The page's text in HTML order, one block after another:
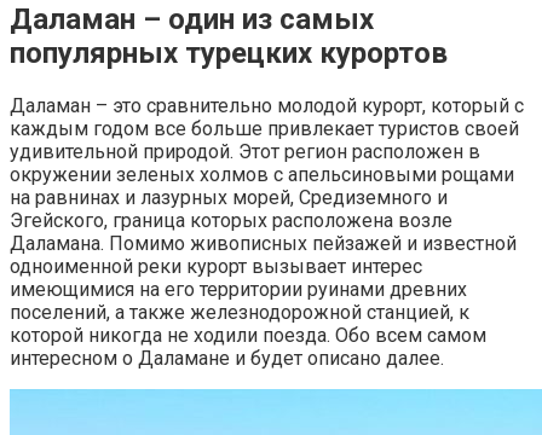
Даламан – один из самых
популярных турецких курортов
Даламан – это сравнительно молодой курорт, который с
каждым годом все больше привлекает туристов своей
удивительной природой. Этот регион расположен в
окружении зеленых холмов с апельсиновыми рощами
на равнинах и лазурных морей, Средиземного и
Эгейского, граница которых расположена возле
Даламана. Помимо живописных пейзажей и известной
одноименной реки курорт вызывает интерес
имеющимися на его территории руинами древних
поселений, а также железнодорожной станцией, к
которой никогда не ходили поезда. Обо всем самом
интересном о Даламане и будет описано далее.